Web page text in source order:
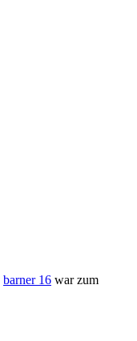
barner 16 war zum